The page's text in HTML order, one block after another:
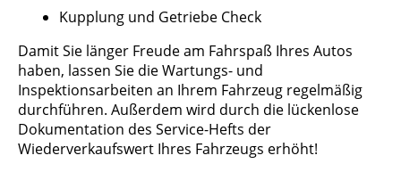
Kupplung und Getriebe Check
Damit Sie länger Freude am Fahrspaß Ihres Autos
haben, lassen Sie die Wartungs- und
Inspektionsarbeiten an Ihrem Fahrzeug regelmäßig
durchführen. Außerdem wird durch die lückenlose
Dokumentation des Service-Hefts der
Wiederverkaufswert Ihres Fahrzeugs erhöht!